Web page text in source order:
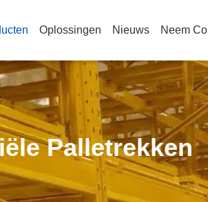
Oplossingen Nieuws Neem
Palletrekken